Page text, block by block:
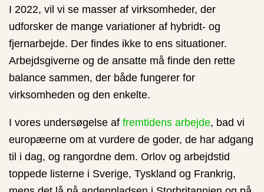
I 2022, vil vi se masser af virksomheder, der
udforsker de mange variationer af hybridt- og
fjernarbejde. Der findes ikke to ens situationer.
Arbejdsgiverne og de ansatte må finde den rette
balance sammen, der både fungerer for
virksomheden og den enkelte.
I vores undersøgelse af fremtidens arbejde, bad vi
europæerne om at vurdere de goder, de har adgang
til i dag, og rangordne dem. Orlov og arbejdstid
toppede listerne i Sverige, Tyskland og Frankrig,